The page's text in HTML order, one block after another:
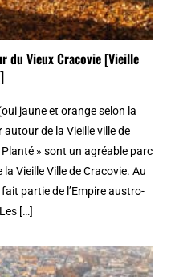
du Vieux Cracovie [Vieille
jaune et orange selon la
de la Vieille ville de
» sont un agréable parc
Vieille Ville de Cracovie. Au
partie de l’Empire austro-
[…]